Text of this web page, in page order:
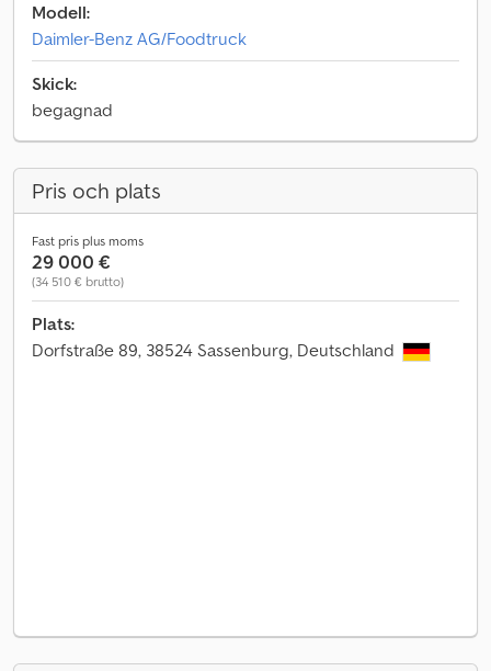
Modell:
Daimler-Benz AG/Foodtruck
Skick:
begagnad
Pris och plats
Fast pris plus moms
29 000 €
(34 510 € brutto)
Plats:
Dorfstraße 89, 38524 Sassenburg, Deutschland